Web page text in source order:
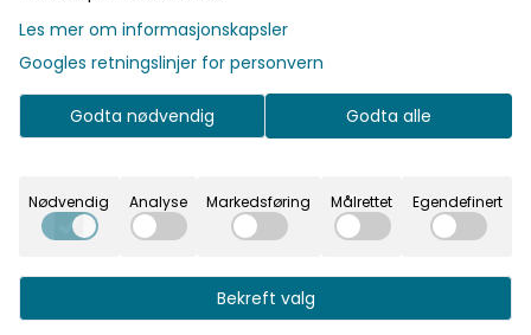
Informasjon
Konfetti i gull som pynter opp ethvert festbord! 2,5
cm i diameter, ca 15 gram i pakken.
Se flere varianter
Les mer om informasjonskapsler
Googles retningslinjer for personvern
Godta nødvendig Godta alle
Nødvendig Analyse Markedsføring Målrettet Egendefinert
Bekreft valg